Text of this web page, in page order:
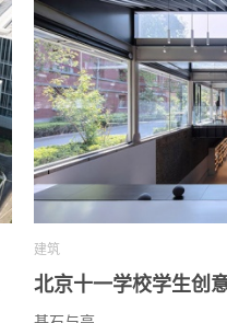
建筑
北京十一学校学生创